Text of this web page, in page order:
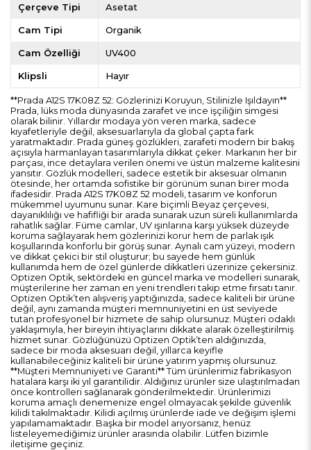
Çerçeve Tipi Asetat
Cam Tipi Organik
Cam Özelliği UV400
Klipsli Hayır
**Prada A12S 17K08Z 52: Gözlerinizi Koruyun, Stilinizle Işıldayın**
Prada, lüks moda dünyasında zarafet ve ince işçiliğin simgesi
olarak bilinir. Yıllardır modaya yön veren marka, sadece
kıyafetleriyle değil, aksesuarlarıyla da global çapta fark
yaratmaktadır. Prada güneş gözlükleri, zarafeti modern bir bakış
açısıyla harmanlayan tasarımlarıyla dikkat çeker. Markanın her bir
parçası, ince detaylara verilen önemi ve üstün malzeme kalitesini
yansıtır. Gözlük modelleri, sadece estetik bir aksesuar olmanın
ötesinde, her ortamda sofistike bir görünüm sunan birer moda
ifadesidir. Prada A12S 17K08Z 52 modeli, tasarım ve konforun
mükemmel uyumunu sunar. Kare biçimli Beyaz çerçevesi,
dayanıklılığı ve hafifliği bir arada sunarak uzun süreli kullanımlarda
rahatlık sağlar. Füme camlar, UV ışınlarına karşı yüksek düzeyde
koruma sağlayarak hem gözlerinizi korur hem de parlak ışık
koşullarında konforlu bir görüş sunar. Aynalı cam yüzeyi, modern
ve dikkat çekici bir stil oluşturur; bu sayede hem günlük
kullanımda hem de özel günlerde dikkatleri üzerinize çekersiniz.
Optizen Optik, sektördeki en güncel marka ve modelleri sunarak,
müşterilerine her zaman en yeni trendleri takip etme fırsatı tanır.
Optizen Optik’ten alışveriş yaptığınızda, sadece kaliteli bir ürüne
değil, aynı zamanda müşteri memnuniyetini en üst seviyede
tutan profesyonel bir hizmete de sahip olursunuz. Müşteri odaklı
yaklaşımıyla, her bireyin ihtiyaçlarını dikkate alarak özelleştirilmiş
hizmet sunar. Gözlüğünüzü Optizen Optik’ten aldığınızda,
sadece bir moda aksesuarı değil, yıllarca keyifle
kullanabileceğiniz kaliteli bir ürüne yatırım yapmış olursunuz.
**Müşteri Memnuniyeti ve Garanti** Tüm ürünlerimiz fabrikasyon
hatalara karşı iki yıl garantilidir. Aldığınız ürünler size ulaştırılmadan
önce kontrolleri sağlanarak gönderilmektedir. Ürünlerimizi
koruma amaçlı denemenize engel olmayacak şekilde güvenlik
kilidi takılmaktadır. Kilidi açılmış ürünlerde iade ve değişim işlemi
yapılamamaktadır. Başka bir model arıyorsanız, henüz
listeleyemediğimiz ürünler arasında olabilir. Lütfen bizimle
iletişime geçiniz.